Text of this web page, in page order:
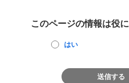
このページの情報は役
はい
送信する